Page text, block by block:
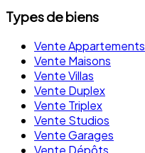
Types de biens
Vente Appartements
Vente Maisons
Vente Villas
Vente Duplex
Vente Triplex
Vente Studios
Vente Garages
Vente Dépôts